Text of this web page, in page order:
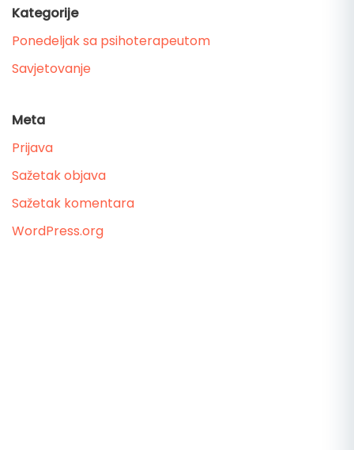
Kategorije
Ponedeljak sa psihoterapeutom
Savjetovanje
Meta
Prijava
Sažetak objava
Sažetak komentara
WordPress.org